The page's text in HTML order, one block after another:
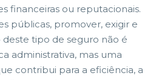
financeiras ou reputacionais.
públicas, promover, exigir e
tipo de seguro não é
administrativa, mas uma
contribui para a eficiência, a